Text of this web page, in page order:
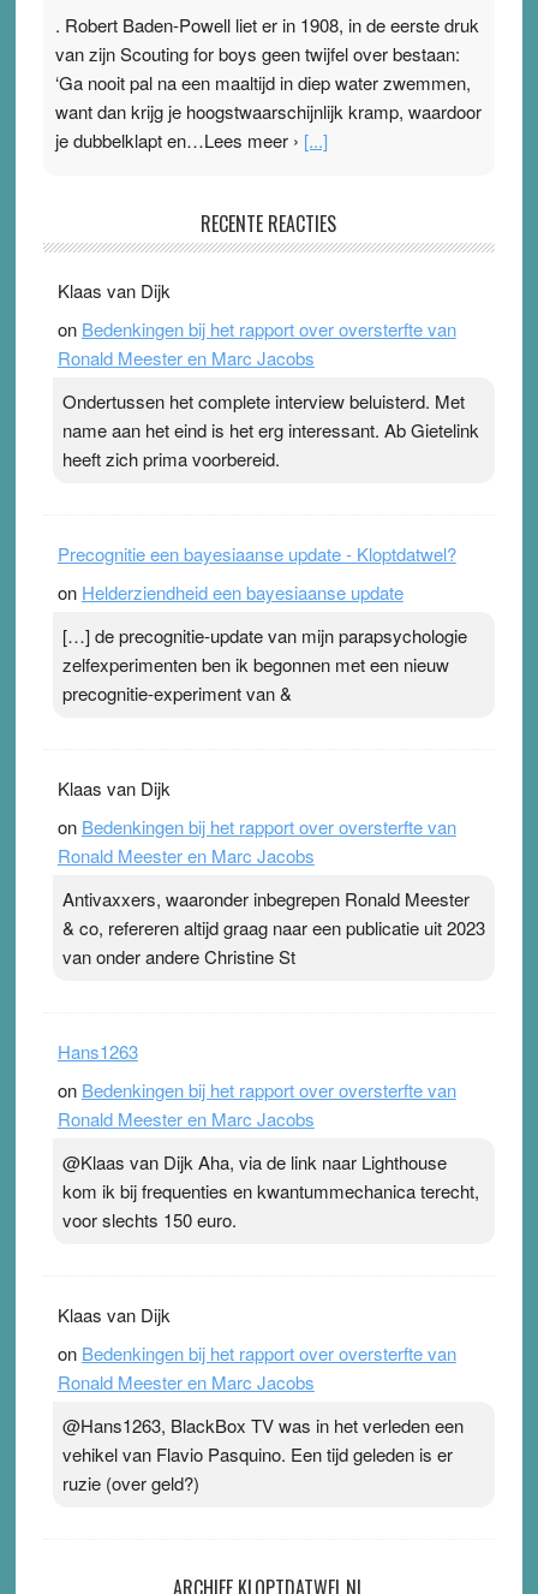
. Robert Baden-Powell liet er in 1908, in de eerste druk
van zijn Scouting for boys geen twijfel over bestaan:
‘Ga nooit pal na een maaltijd in diep water zwemmen,
want dan krijg je hoogstwaarschijnlijk kramp, waardoor
je dubbelklapt en…Lees meer › [...]
Ward van Beek
topsporters. Ze hopen ermee hun hartslag te verlagen
terwijl ze meer zuurstof opnemen. Daarop heeft zo’n
pleister geen effect. Maar het gevoel ‘makkelijker te
Pleisterplakkers in de topspsort ›[...]
RECENTE REACTIES
Klaas van Dijk
on Bedenkingen bij het rapport over oversterfte van
Ronald Meester en Marc Jacobs
Ondertussen het complete interview beluisterd. Met
name aan het eind is het erg interessant. Ab Gietelink
heeft zich prima voorbereid.
Precognitie een bayesiaanse update - Kloptdatwel?
on Helderziendheid een bayesiaanse update
[…] de precognitie-update van mijn parapsychologie
zelfexperimenten ben ik begonnen met een nieuw
precognitie-experiment van &
Klaas van Dijk
on Bedenkingen bij het rapport over oversterfte van
Ronald Meester en Marc Jacobs
Antivaxxers, waaronder inbegrepen Ronald Meester
& co, refereren altijd graag naar een publicatie uit 2023
van onder andere Christine St
Hans1263
on Bedenkingen bij het rapport over oversterfte van
Ronald Meester en Marc Jacobs
@Klaas van Dijk Aha, via de link naar Lighthouse
kom ik bij frequenties en kwantummechanica terecht,
voor slechts 150 euro.
Klaas van Dijk
on Bedenkingen bij het rapport over oversterfte van
Ronald Meester en Marc Jacobs
@Hans1263, BlackBox TV was in het verleden een
vehikel van Flavio Pasquino. Een tijd geleden is er
ruzie (over geld?)
ARCHIEF KLOPTDATWEL.NL